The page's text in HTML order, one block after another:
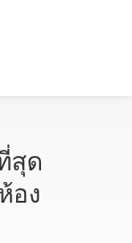
สุด
อง